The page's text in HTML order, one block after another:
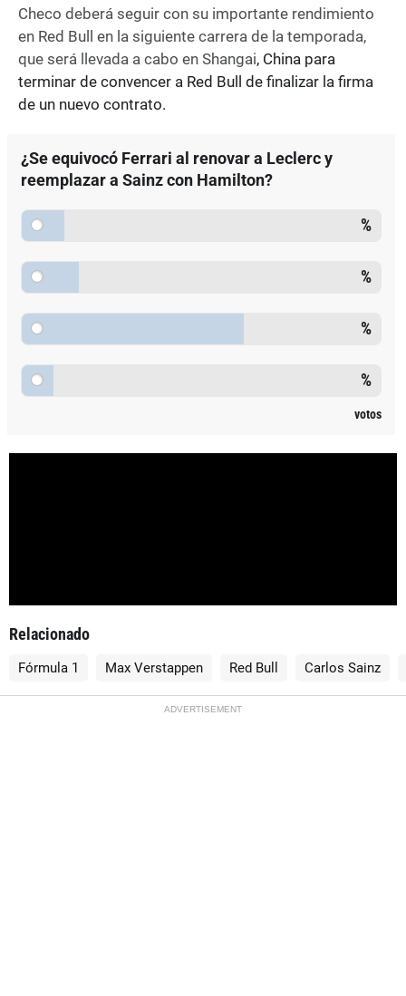
Checo deberá seguir con su importante rendimiento
en Red Bull en la siguiente carrera de la temporada,
que será llevada a cabo en Shangai, China para
terminar de convencer a Red Bull de finalizar la firma
de un nuevo contrato.
¿Se equivocó Ferrari al renovar a Leclerc y
reemplazar a Sainz con Hamilton?
%
%
%
%
votos
Relacionado
Fórmula 1 Max Verstappen Red Bull Carlos Sainz
ADVERTISEMENT